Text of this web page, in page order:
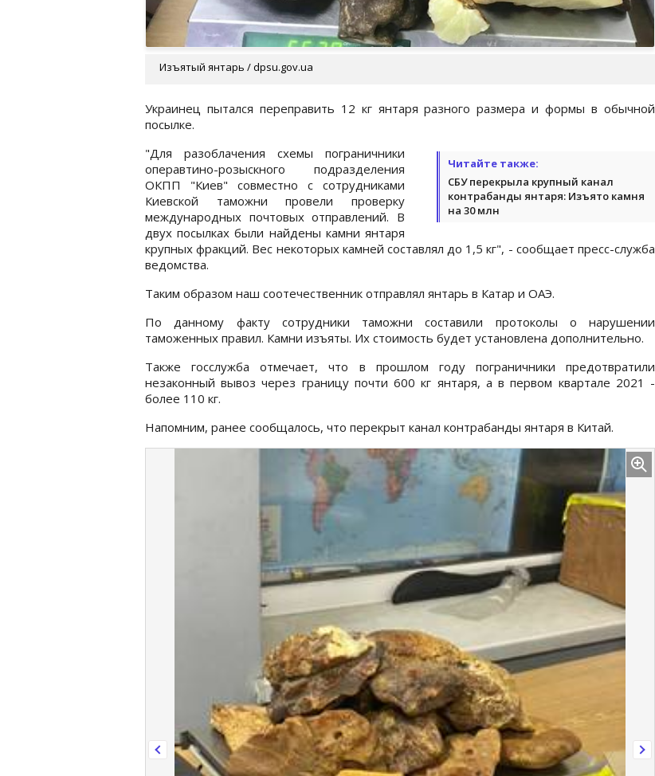
Изъятый янтарь / dpsu.gov.ua
Украинец пытался переправить 12 кг янтаря разного размера и формы в обычной
посылке.
Читайте также:
СБУ перекрыла крупный канал
контрабанды янтаря: Изъято камня
на 30 млн
"Для разоблачения схемы пограничники
операвтино-розыскного подразделения
ОКПП "Киев" совместно с сотрудниками
Киевской таможни провели проверку
международных почтовых отправлений. В
двух посылках были найдены камни янтаря
крупных фракций. Вес некоторых камней составлял до 1,5 кг", - сообщает пресс-служба
ведомства.
Таким образом наш соотечественник отправлял янтарь в Катар и ОАЭ.
По данному факту сотрудники таможни составили протоколы о нарушении
таможенных правил. Камни изъяты. Их стоимость будет установлена ​​дополнительно.
Также госслужба отмечает, что в прошлом году пограничники предотвратили
незаконный вывоз через границу почти 600 кг янтаря, а в первом квартале 2021 -
более 110 кг.
Напомним, ранее сообщалось, что перекрыт канал контрабанды янтаря в Китай.